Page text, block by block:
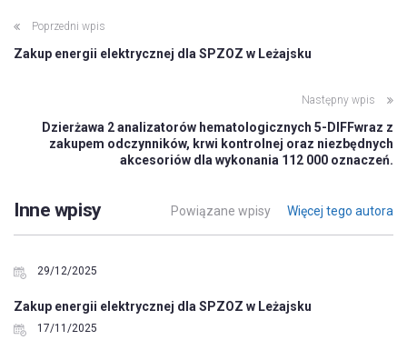
Poprzedni wpis
Zakup energii elektrycznej dla SPZOZ w Leżajsku
Następny wpis
Dzierżawa 2 analizatorów hematologicznych 5-DIFFwraz z
zakupem odczynników, krwi kontrolnej oraz niezbędnych
akcesoriów dla wykonania 112 000 oznaczeń.
Inne wpisy Powiązane wpisy Więcej tego autora
29/12/2025
Zakup energii elektrycznej dla SPZOZ w Leżajsku
17/11/2025